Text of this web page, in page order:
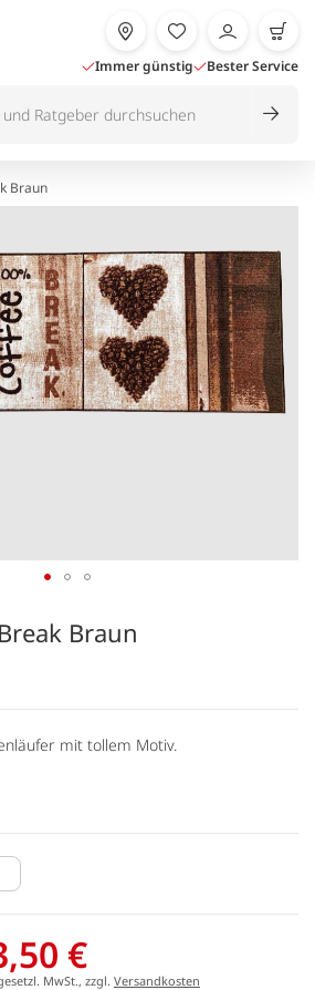
Immer günstig Bester Service
Braun
Braun
mit tollem Motiv.
€
MwSt., zzgl. Versandkosten